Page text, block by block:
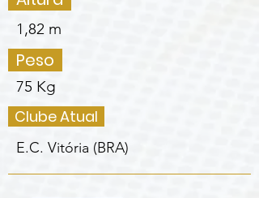
1,82 m
Peso
75 Kg
Clube Atual
E.C. Vitória (BRA)